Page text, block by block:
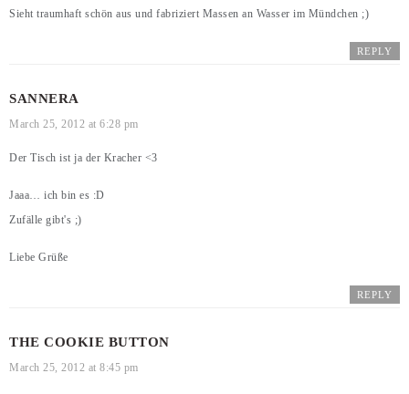
Sieht traumhaft schön aus und fabriziert Massen an Wasser im Mündchen ;)
REPLY
SANNERA
March 25, 2012 at 6:28 pm
Der Tisch ist ja der Kracher <3
Jaaa… ich bin es :D
Zufälle gibt's ;)
Liebe Grüße
REPLY
THE COOKIE BUTTON
March 25, 2012 at 8:45 pm